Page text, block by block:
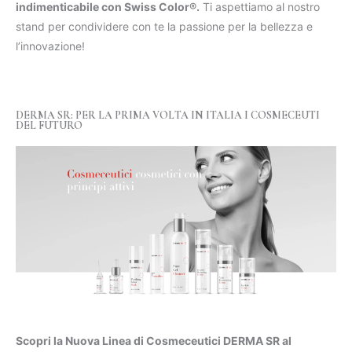
indimenticabile con Swiss Color®. Ti aspettiamo al nostro
stand per condividere con te la passione per la bellezza e
l’innovazione!
DERMA SR: PER LA PRIMA VOLTA IN ITALIA I COSMECEUTI
DEL FUTURO
Scopri la Nuova Linea di Cosmeceutici DERMA SR al